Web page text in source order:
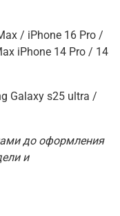
/ iPhone 16 Pro /
iPhone 14 Pro / 14
Galaxy s25 ultra /
до оформления
и